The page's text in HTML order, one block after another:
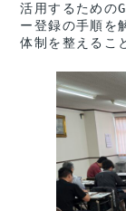
活用するための
ー登録の手順を
体制を整えるこ